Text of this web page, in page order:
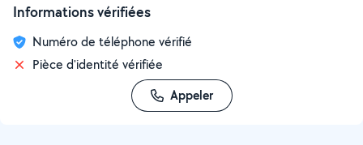
Informations vérifiées
Numéro de téléphone vérifié
Pièce d'identité vérifiée
Appeler